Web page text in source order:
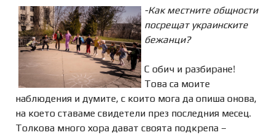
-Как местните общности
посрещат украинските
бежанци?
С обич и разбиране!
Това са моите
наблюдения и думите, с които мога да опиша онова,
на което ставаме свидетели през последния месец.
Толкова много хора дават своята подкрепа –